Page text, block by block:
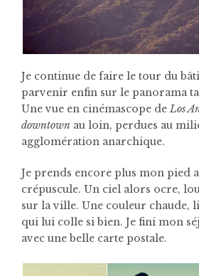
Je continue de faire le tour du
parvenir enfin sur le panorama
Une vue en cinémascope deLos
downtown au loin, perdues au
agglomération anarchique.
Je prends encore plus mon pied
crépuscule. Un ciel alors ocre,
sur la ville. Une couleur chaude,
qui lui colle si bien. Je fini mon
avec une belle carte postale.